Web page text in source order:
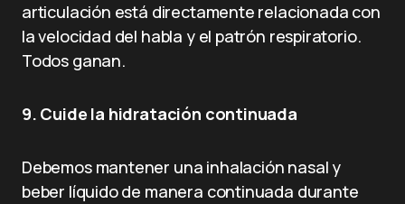
articulación está directamente relacionada con
la velocidad del habla y el patrón respiratorio.
Todos ganan.
9. Cuide la hidratación continuada
Debemos mantener una inhalación nasal y
beber líquido de manera continuada durante